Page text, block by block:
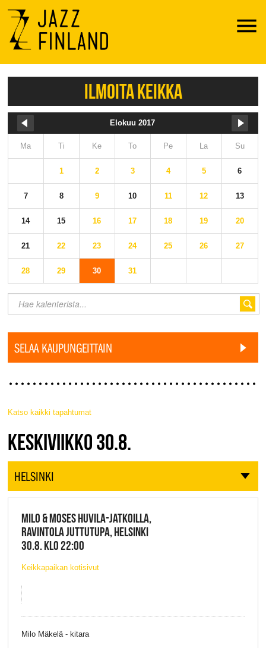
Menu
ILMOITA KEIKKA
Elokuu 2017
Ma Ti Ke To Pe La Su
1 2 3 4 5 6
7 8 9 10 11 12 13
14 15 16 17 18 19 20
21 22 23 24 25 26 27
28 29 30 31
SELAA KAUPUNGEITTAIN
Katso kaikki tapahtumat
JAZZ FINLAND LIVE
KESKIVIIKKO 30.8.
HELSINKI
MILO & MOSES HUVILA-JATKOILLA,
RAVINTOLA JUTTUTUPA, HELSINKI
30.8. KLO 22:00
Keikkapaikan kotisivut
Milo Mäkelä - kitara